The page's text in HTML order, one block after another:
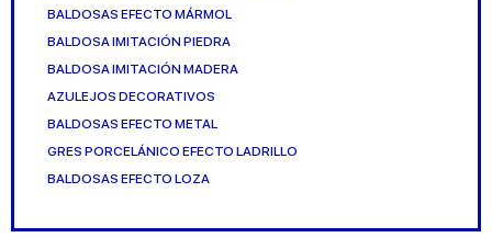
BALDOSAS EFECTO MÁRMOL
BALDOSA IMITACIÓN PIEDRA
BALDOSA IMITACIÓN MADERA
AZULEJOS DECORATIVOS
BALDOSAS EFECTO METAL
GRES PORCELÁNICO EFECTO LADRILLO
BALDOSAS EFECTO LOZA